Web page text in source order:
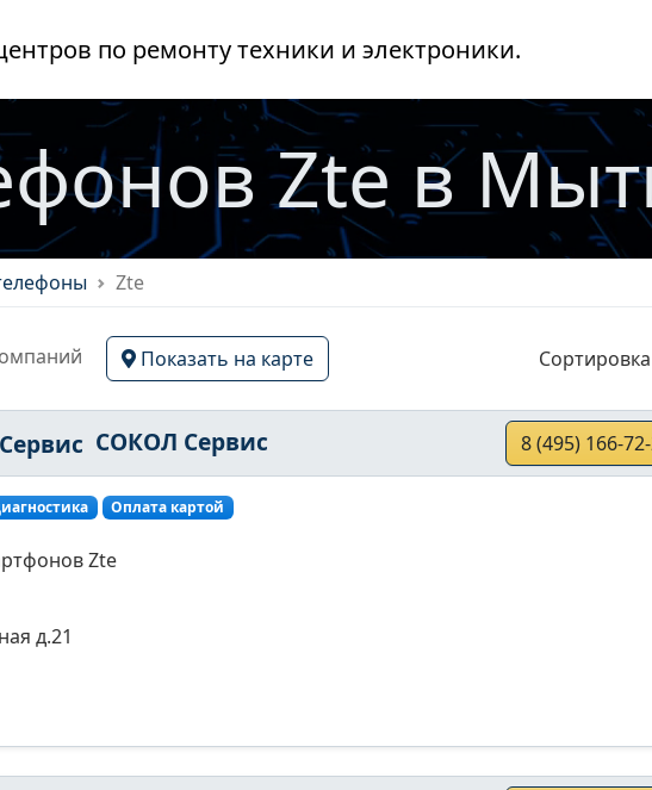
по ремонту техники и электроники.
Zte в
Zte
Показать на карте Сортировка
СОКОЛ Сервис 8 (495) 166-
Оплата картой
Zte
д.21